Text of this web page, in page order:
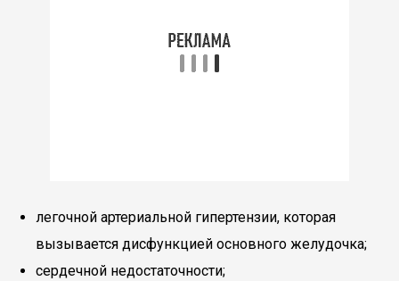
легочной артериальной гипертензии, которая
вызывается дисфункцией основного желудочка;
сердечной недостаточности;